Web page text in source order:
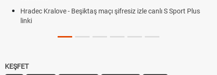
Hradec Kralove - Beşiktaş maçı şifresiz izle canlı S Sport Plus
linki
KEŞFET